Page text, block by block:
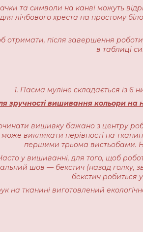
та символи на канві можуть
для лічбового хреста на простому
отримати, після завершення
в таблиці
1. Пасма муліне складається із 6
зручності вишивання кольори на
вишивку бажано з центру
викликати нерівності на
першими трьома вистьобами.
у вишиванні, для того, щоб
шов — бекстич (назад голку,
бекстич робиться
на тканині виготовлений